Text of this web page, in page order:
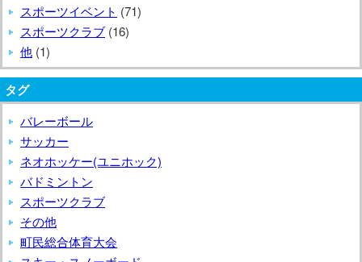
スポーツイベント (71)
スポーツクラブ (16)
他 (1)
タグ
バレーボール
サッカー
ネオホッケー(ユニホック)
バドミントン
スポーツクラブ
その他
町民総合体育大会